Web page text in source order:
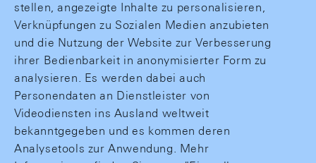
stellen, angezeigte Inhalte zu personalisieren,
Verknüpfungen zu Sozialen Medien anzubieten
und die Nutzung der Website zur Verbesserung
ihrer Bedienbarkeit in anonymisierter Form zu
analysieren. Es werden dabei auch
Personendaten an Dienstleister von
Videodiensten ins Ausland weltweit
bekanntgegeben und es kommen deren
Analysetools zur Anwendung. Mehr